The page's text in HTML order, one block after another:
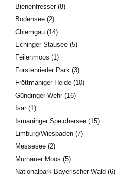
Bienenfresser(8)
Bodensee (2)
Chiemgau (14)
Echinger Stausee (5)
Feilenmoos (1)
Forstenrieder Park (3)
Fröttmaniger Heide (10)
Gündinger Wehr(16)
Isar(1)
Ismaninger Speichersee (15)
Limburg/Wiesbaden (7)
Messesee (2)
Murnauer Moos (5)
Nationalpark Bayerischer Wald (6)